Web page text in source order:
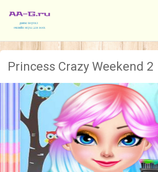
Princess Crazy Weekend 2